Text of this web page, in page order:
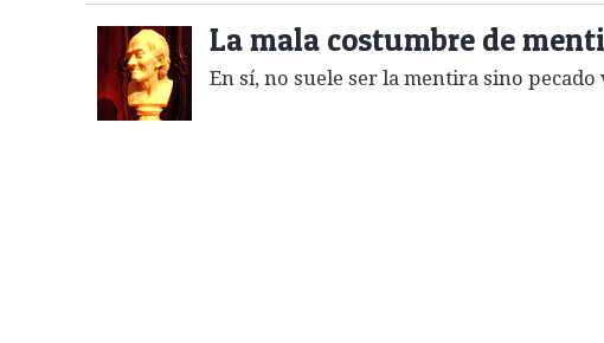
La mala costumbre de
En sí, no suele ser la mentira sino